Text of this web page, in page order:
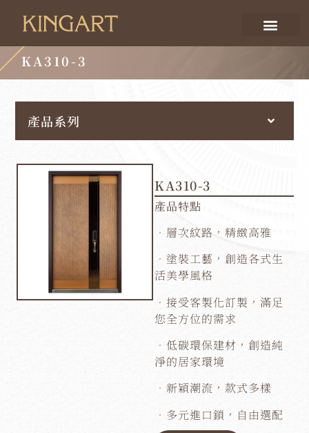
KA310-3
產品系列
KA310-3
產品特點
．層次紋路，精緻高雅
．塗裝工藝，創造各式生
活美學風格
．接受客製化訂製，滿足
您全方位的需求
．低碳環保建材，創造純
淨的居家環境
．新穎潮流，款式多樣
．多元進口鎖，自由選配